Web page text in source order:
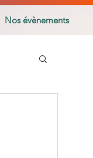
Nos évènements